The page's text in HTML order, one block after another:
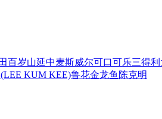
百岁山延中麦斯威尔可口可乐三得利
KUM KEE)鲁花金龙鱼 陈克明